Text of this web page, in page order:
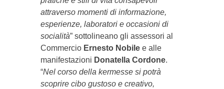
attraverso momenti di informazione,
esperienze, laboratori e occasioni di
socialità” sottolineano gli assessori al
Commercio Ernesto Nobilee alle
manifestazioni Donatella Cordone.
“Nel corso della kermesse si potrà
scoprire cibo gustoso e creativo,